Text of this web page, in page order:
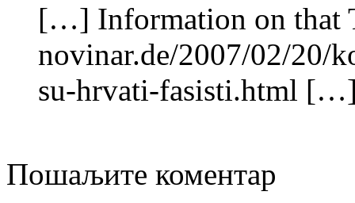
[…] Information on that
novinar.de/2007/02/20/
su-hrvati-fasisti.html
Пошаљите коментар